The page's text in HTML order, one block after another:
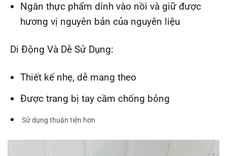
Ngăn thực phẩm dính vào nồi và giữ được
hương vị nguyên bản của nguyên liệu
Di Động Và Dễ Sử Dụng:
Thiết kế nhẹ, dễ mang theo
Được trang bị tay cầm chống bỏng
Sử dụng thuận tiện hơn